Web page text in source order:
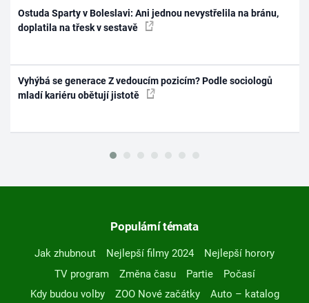
Ostuda Sparty v Boleslavi: Ani jednou nevystřelila na bránu,
doplatila na třesk v sestavě
Vyhýbá se generace Z vedoucím pozicím? Podle sociologů
mladí kariéru obětují jistotě
Populární témata
Jak zhubnout Nejlepší filmy 2024
Nejlepší horory
TV program
Změna času Partie
Počasí
Kdy budou volby
ZOO Nové začátky
Auto – katalog